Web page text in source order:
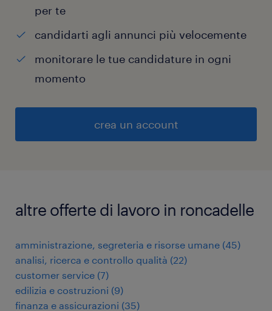
per te
candidarti agli annunci più velocemente
monitorare le tue candidature in ogni
momento
crea un account
altre offerte di lavoro in roncadelle
amministrazione, segreteria e risorse umane (45)
analisi, ricerca e controllo qualità (22)
customer service (7)
edilizia e costruzioni (9)
finanza e assicurazioni (35)